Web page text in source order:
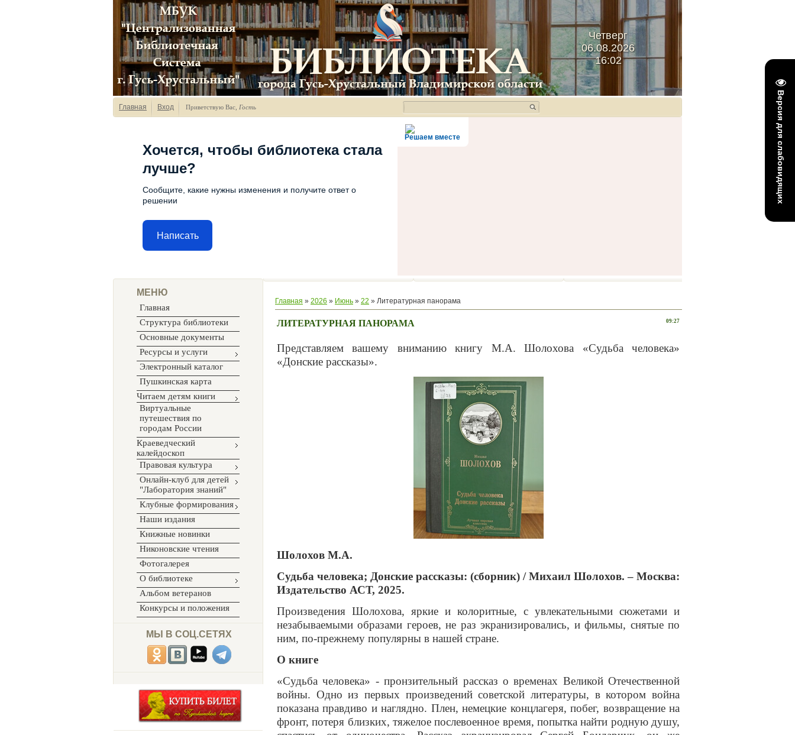
Версия для слабовидящих
Четверг
06.08.2026
16:02
Главная Вход Приветствую Вас Гость
Решаем вместе
Хочется, чтобы библиотека стала
лучше?
Сообщите, какие нужны изменения и получите ответ о
решении
Написать
МЕНЮ
Главная
Структура библиотеки
Основные документы
Ресурсы и услуги
Электронный каталог
Пушкинская карта
Читаем детям книги
Виртуальные
путешествия по
городам России
Краеведческий
калейдоскоп
Правовая культура
Онлайн-клуб для детей
"Лаборатория знаний"
Клубные формирования
Наши издания
Книжные новинки
Никоновские чтения
Фотогалерея
О библиотеке
Альбом ветеранов
Конкурсы и положения
МЫ В СОЦ.СЕТЯХ
Главная » 2026 » Июнь » 22 » Литературная панорама
09:27
ЛИТЕРАТУРНАЯ ПАНОРАМА
Представляем вашему вниманию книгу М.А. Шолохова «Судьба человека»
«Донские рассказы».
Шолохов М.А.
Судьба человека; Донские рассказы: (сборник) / Михаил Шолохов. – Москва:
Издательство АСТ, 2025.
Произведения Шолохова, яркие и колоритные, с увлекательными сюжетами и
незабываемыми образами героев, не раз экранизировались, и фильмы, снятые по
ним, по-прежнему популярны в нашей стране.
О книге
«Судьба человека» - пронзительный рассказ о временах Великой Отечественной
войны. Одно из первых произведений советской литературы, в котором война
показана правдиво и наглядно. Плен, немецкие концлагеря, побег, возвращение на
фронт, потеря близких, тяжелое послевоенное время, попытка найти родную душу,